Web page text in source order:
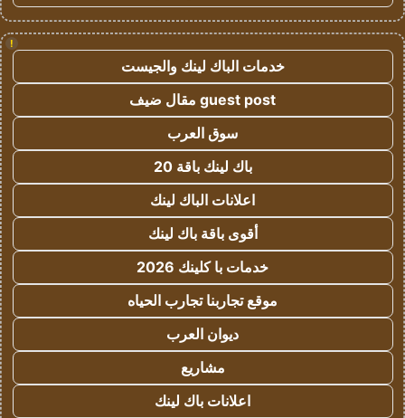
!
خدمات الباك لينك والجيست
guest post مقال ضيف
سوق العرب
باك لينك باقة 20
اعلانات الباك لينك
أقوى باقة باك لينك
خدمات با كلينك 2026
موقع تجاربنا تجارب الحياه
ديوان العرب
مشاريع
اعلانات باك لينك